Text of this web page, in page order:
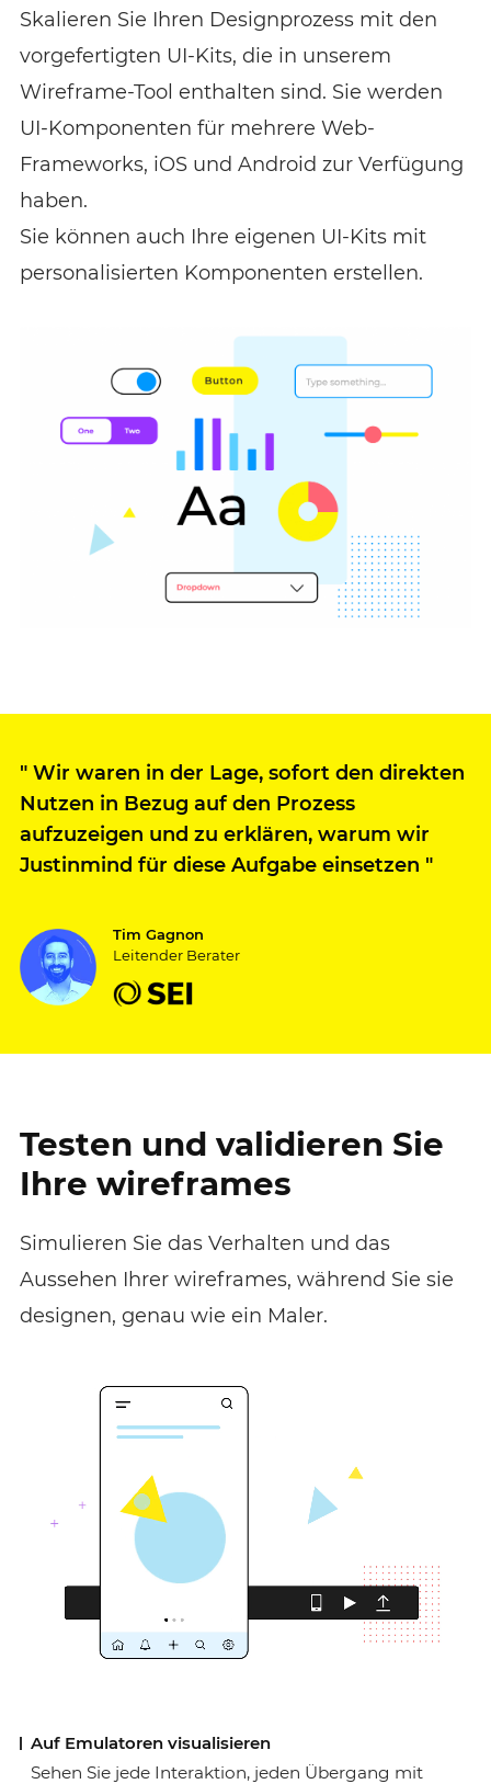
Skalieren Sie Ihren Designprozess mit den
vorgefertigten UI-Kits, die in unserem
Wireframe-Tool enthalten sind. Sie werden
UI-Komponenten für mehrere Web-
Frameworks, iOS und Android zur Verfügung
haben.
Sie können auch Ihre eigenen UI-Kits mit
personalisierten Komponenten erstellen.
" Wir waren in der Lage, sofort den direkten
Nutzen in Bezug auf den Prozess
aufzuzeigen und zu erklären, warum wir
Justinmind für diese Aufgabe einsetzen "
Tim Gagnon
Leitender Berater
Testen und validieren Sie
Ihre wireframes
Simulieren Sie das Verhalten und das
Aussehen Ihrer wireframes, während Sie sie
designen, genau wie ein Maler.
Auf Emulatoren visualisieren
Sehen Sie jede Interaktion, jeden Übergang mit